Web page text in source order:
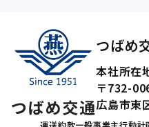
つばめ
本社所在
〒732-
広島市東
運送約款一般事業主行動計